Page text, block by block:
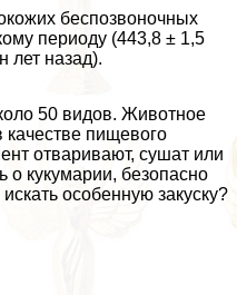
беспозвоночных
периоду (443,8 ± 1,5
лет назад).
50 видов. Животное
качестве пищевого
отваривают, сушат или
о кукумарии, безопасно
особенную закуску?